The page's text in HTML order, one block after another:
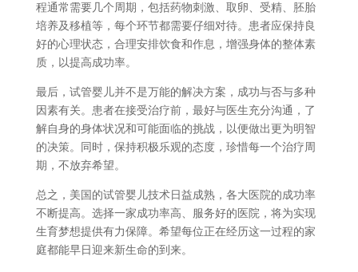
程通常需要几个周期，包括药物刺激、取卵、受精、胚胎
培养及移植等，每个环节都需要仔细对待。患者应保持良
好的心理状态，合理安排饮食和作息，增强身体的整体素
质，以提高成功率。
最后，试管婴儿并不是万能的解决方案，成功与否与多种
因素有关。患者在接受治疗前，最好与医生充分沟通，了
解自身的身体状况和可能面临的挑战，以便做出更为明智
的决策。同时，保持积极乐观的态度，珍惜每一个治疗周
期，不放弃希望。
总之，美国的试管婴儿技术日益成熟，各大医院的成功率
不断提高。选择一家成功率高、服务好的医院，将为实现
生育梦想提供有力保障。希望每位正在经历这一过程的家
庭都能早日迎来新生命的到来。